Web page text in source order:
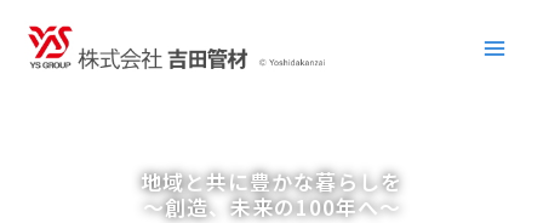
地域と共に豊かな暮らしを
～創造、未来の100年へ～